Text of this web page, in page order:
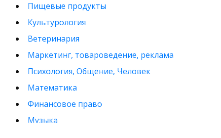
Пищевые продукты
Культурология
Ветеринария
Маркетинг, товароведение, реклама
Психология, Общение, Человек
Математика
Финансовое право
Музыка